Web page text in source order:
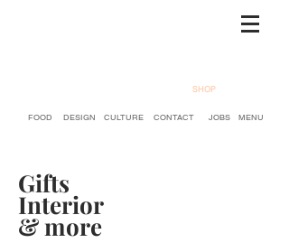
SHOP
FOOD DESIGN CULTURE CONTACT JOBS MENU
Gifts
Interior
& more